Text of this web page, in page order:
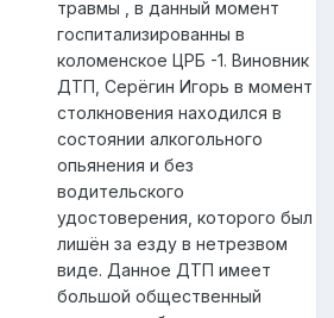
травмы , в данный момент
госпитализированны в
коломенское ЦРБ -1. Виновник
ДТП, Серёгин Игорь в момент
столкновения находился в
состоянии алкогольного
опьянения и без
водительского
удостоверения, которого был
лишён за езду в нетрезвом
виде. Данное ДТП имеет
большой общественный